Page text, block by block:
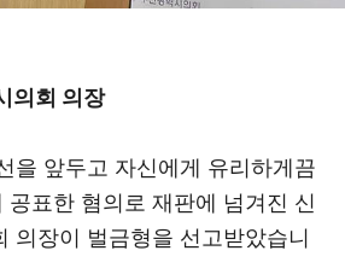
의회 의장
을 앞두고 자신에게 유리하게끔
공표한 혐의로 재판에 넘겨진 신
의장이 벌금형을 선고받았습니